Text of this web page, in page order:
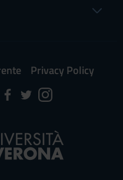
Privacy Policy